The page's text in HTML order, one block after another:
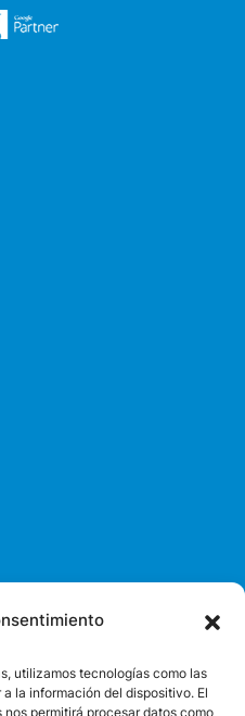
utilizamos tecnologías como las
la información del dispositivo. El
permitirá procesar datos como